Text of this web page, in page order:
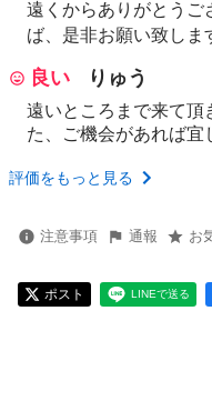
遠くからありがとうご
ば、是非お願い致しま
良い りゅう
遠いところまで来て頂
た、ご機会があれば宜
評価をもっと見る
注意事項 通報 お
ポスト LINEで送る